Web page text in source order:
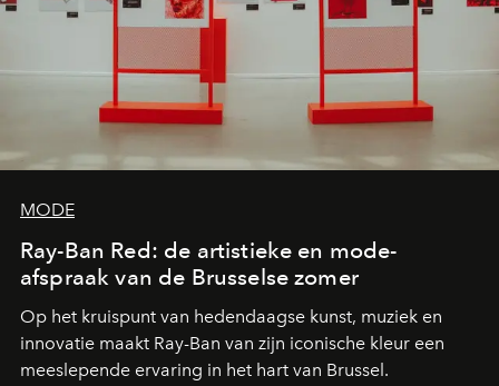
MODE
Ray-Ban Red: de artistieke en mode-
afspraak van de Brusselse zomer
Op het kruispunt van hedendaagse kunst, muziek en
innovatie maakt Ray-Ban van zijn iconische kleur een
meeslepende ervaring in het hart van Brussel.